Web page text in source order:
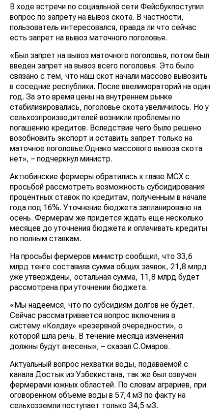
В ходе встречи по социальной сети Фейсбукпоступил
вопрос по запрету на вывоз скота. В частности,
пользователь интересовался, правда ли что сейчас
есть запрет на вывоз маточного поголовья.
«Был запрет на вывоз маточного поголовья, потом был
введен запрет на вывоз всего поголовья. Это было
связано с тем, что наш скот начали массово вывозить
в соседние республики. После ввелимораторий на один
год. За это время цены на внутреннем рынке
стабилизировались, поголовье скота увеличилось. Но у
сельхозпроизводителей возникли проблемы по
погашению кредитов. Вследствие чего было решено
возобновить экспорт и оставить запрет только на
маточное поголовье.Однако массового вывоза скота
нет», – подчеркнул министр.
Актюбинские фермеры обратились к главе МСХ с
просьбой рассмотреть возможность субсидирования
процентных ставок по кредитам, полученным в начале
года под 16%. Уточнение бюджета запланировано на
осень. Фермерам же придется ждать еще несколько
месяцев до уточнения бюджета и оплачивать кредиты
по полным ставкам.
На просьбы фермеров министр сообщил, что 33,6
млрд тенге составила сумма общих заявок, 21,8 млрд
уже утверждены, остальная сумма, 11,8 млрд будет
рассмотрена при уточнении бюджета.
«Мы надеемся, что по субсидиям долгов не будет.
Сейчас рассматривается вопрос включения в
систему «Колдау» «резервной очередности», о
которой шла речь. В течение месяца изменения
должны будут внесены», – сказал С.Омаров.
Актуальный вопрос нехватки воды, подаваемой с
канала Достык из Узбекистана, так же был озвучен
фермерами южных областей. По словам аграриев, при
оговоренном объеме воды в 57,4 м3 по факту на
сельхозземли поступает только 34,5 м3.